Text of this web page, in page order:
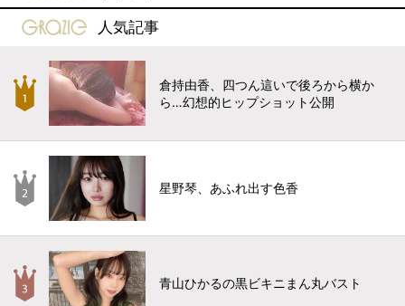
gravure-grazie
人気記事
倉持由香、四つん這いで後ろから横か
ら…幻想的ヒップショット公開
星野琴、あふれ出す色香
青山ひかるの黒ビキニまん丸バスト